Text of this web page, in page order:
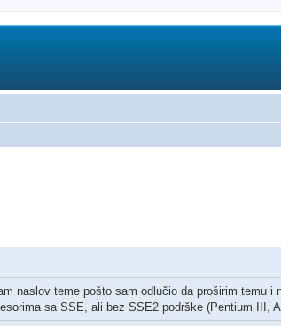
naslov teme pošto sam odlučio da proširim temu
sa SSE, ali bez SSE2 podrške (Pentium III,